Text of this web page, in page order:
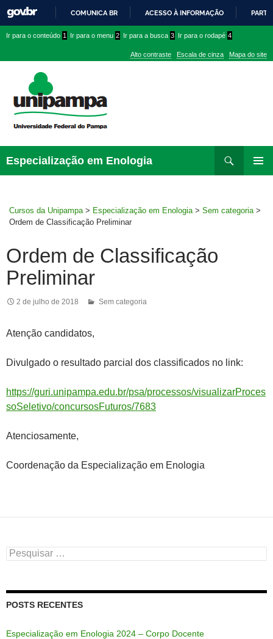
PARA
CONTEÚDO
COMUNICA BR ACESSO À INFORMAÇÃO
conteúdo
menu
superior
menu
Ir para o conteúdo 1 Ir para o menu 2 Ir para a busca 3 Ir para o rodapé 4
Alto contraste Escala de cinza Mapa do site
Especialização em Enologia
para
Cursos da Unipampa > Especialização em Enologia > Sem categoria >
Ordem de Classificação Preliminar
Ordem de Classificação
Preliminar
2 de julho de 2018 Sem categoria
Atenção candidatos,
Divulgado o resultado parcial dos classificados no link:
https://guri.unipampa.edu.br/psa/processos/visualizarProces
soSeletivo/concursosFuturos/7683
Atenciosamente,
Coordenação da Especialização em Enologia
Pesquisar
por:
POSTS RECENTES
Especialização em Enologia 2024 – Corpo Docente